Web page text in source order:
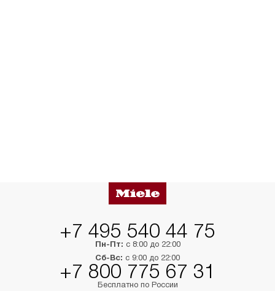
+7 495 540 44 75
Пн-Пт: с 8:00 до 22:00
Сб-Вс: с 9:00 до 22:00
+7 800 775 67 31
Бесплатно по России